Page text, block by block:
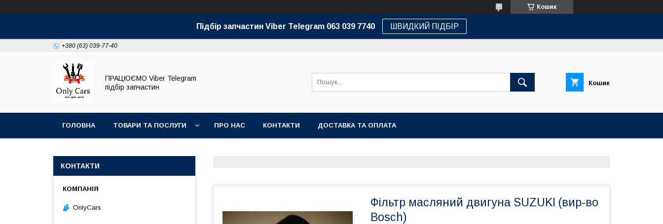
Кошик
Підбір запчастин Viber Telegram 063 039 7740 ШВИДКИЙ ПІДБІР
+380 (63) 039-77-40
ПРАЦЮЄМО Viber Telegram
підбір запчастин
Кошик
ГОЛОВНА ТОВАРИ ТА ПОСЛУГИ ПРО НАС КОНТАКТИ ДОСТАВКА ТА ОПЛАТА
Фільтр масляний двигуна SUZUKI (вир-во
Bosch)
КОНТАКТИ
OnlyCars